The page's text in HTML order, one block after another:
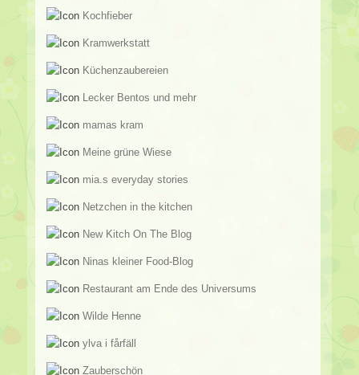
Kochfieber
Kramwerkstatt
Küchenzaubereien
Lecker Bentos und mehr
mamas kram
Meine grüne Wiese
mia.s everyday stories
Netzchen in the kitchen
New Kitch On The Blog
Ninas kleiner Food-Blog
Restaurant am Ende des Universums
Wilde Henne
ylva i fårfäll
Zauberschön